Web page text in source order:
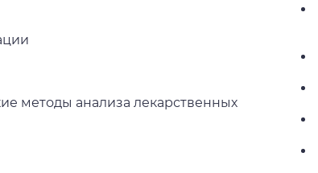
методы анализа лекарственных